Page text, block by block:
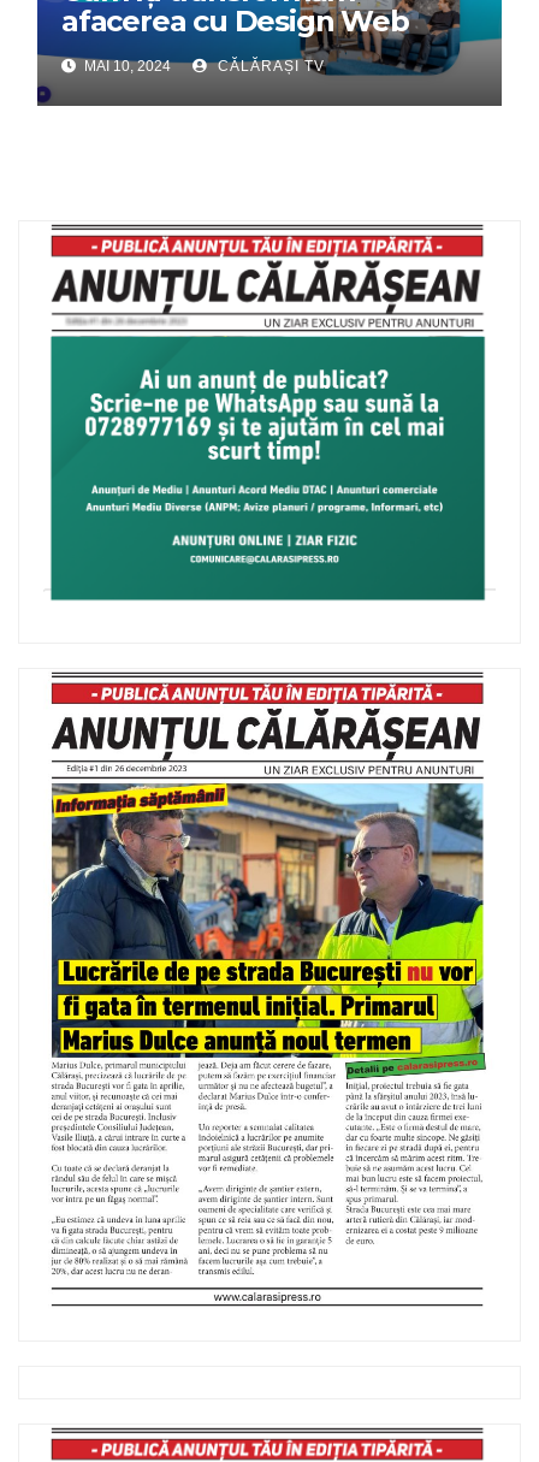
afacerea cu Design Web
Interactiv – Partenerul tău
digital de încredere
MAI 10, 2024 CĂLĂRAȘI TV